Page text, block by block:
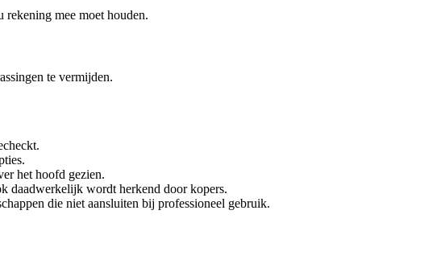
mee moet houden.
te vermijden.
het hoofd gezien.
daadwerkelijk wordt herkend door kopers.
die niet aansluiten bij professioneel gebruik.